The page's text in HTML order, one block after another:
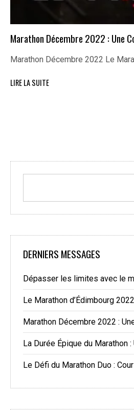
Marathon Décembre 2022 : Une
Marathon Décembre 2022 Le
LIRE LA SUITE
DERNIERS MESSAGES
Dépasser les limites avec le
Le Marathon d’Édimbourg
Marathon Décembre 2022 :
La Durée Épique du Marathon
Le Défi du Marathon Duo :